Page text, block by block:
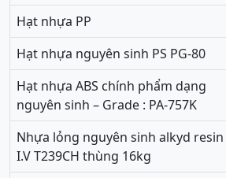
Hạt nhựa PP
Hạt nhựa nguyên sinh PS PG-80
Hạt nhựa ABS chính phẩm dạng
nguyên sinh – Grade : PA-757K
Nhựa lỏng nguyên sinh alkyd resin
I.V T239CH thùng 16kg